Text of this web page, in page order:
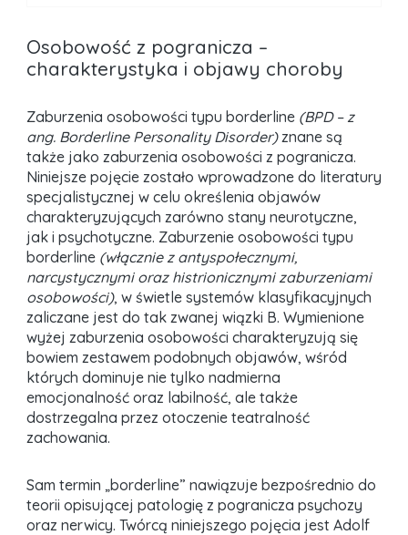
Osobowość z pogranicza –
charakterystyka i objawy choroby
Zaburzenia osobowości typu borderline (BPD – z
ang. Borderline Personality Disorder)znane są
także jako zaburzenia osobowości z pogranicza.
Niniejsze pojęcie zostało wprowadzone do literatury
specjalistycznej w celu określenia objawów
charakteryzujących zarówno stany neurotyczne,
jak i psychotyczne. Zaburzenie osobowości typu
borderline (włącznie z antyspołecznymi,
narcystycznymi oraz histrionicznymi zaburzeniami
osobowości), w świetle systemów klasyfikacyjnych
zaliczane jest do tak zwanej wiązki B. Wymienione
wyżej zaburzenia osobowości charakteryzują się
bowiem zestawem podobnych objawów, wśród
których dominuje nie tylko nadmierna
emocjonalność oraz labilność, ale także
dostrzegalna przez otoczenie teatralność
zachowania.
Sam termin „borderline” nawiązuje bezpośrednio do
teorii opisującej patologię z pogranicza psychozy
oraz nerwicy. Twórcą niniejszego pojęcia jest Adolf